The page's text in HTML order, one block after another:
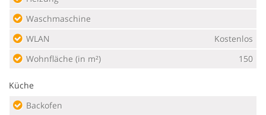
Waschmaschine
WLAN
Kostenlos
Wohnfläche (in m²)
150
Küche
Backofen